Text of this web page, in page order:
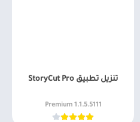
تنزيل تطبيق StoryCut Pro
1.1.5.5111 Premium